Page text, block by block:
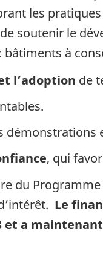
les
soutenir le
à
l’adoption de
démonstrations
, qui
du
Le
et a